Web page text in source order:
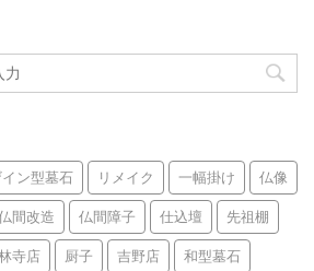
イン型墓石 リメイク 一幅掛け 仏像
間改造 仏間障子 仕込壇 先祖棚
寺店 厨子 吉野店 和型墓石